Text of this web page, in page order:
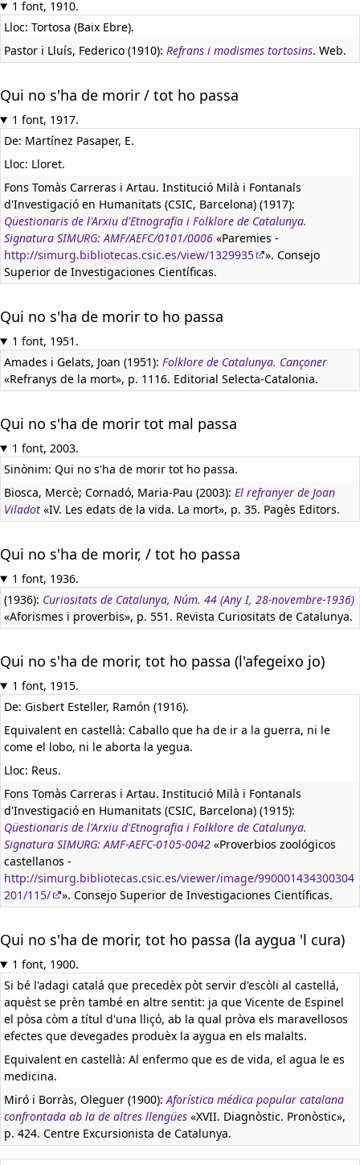
1 font, 1910.
Lloc: Tortosa (Baix Ebre).
Pastor i Lluís, Federico (1910): Refrans i modismes tortosins. Web.
Qui no s'ha de morir / tot ho passa
1 font, 1917.
De: Martínez Pasaper, E.
Lloc: Lloret.
Fons Tomàs Carreras i Artau. Institució Milà i Fontanals
d'Investigació en Humanitats (CSIC, Barcelona) (1917):
Qüestionaris de l'Arxiu d'Etnografia i Folklore de Catalunya.
Signatura SIMURG: AMF/AEFC/0101/0006 «Paremies -
http://simurg.bibliotecas.csic.es/view/1329935
». Consejo
Superior de Investigaciones Científicas.
Qui no s'ha de morir to ho passa
1 font, 1951.
Amades i Gelats, Joan (1951): Folklore de Catalunya. Cançoner
«Refranys de la mort», p. 1116. Editorial Selecta-Catalonia.
Qui no s'ha de morir tot mal passa
1 font, 2003.
Sinònim: Qui no s'ha de morir tot ho passa.
Biosca, Mercè; Cornadó, Maria-Pau (2003): El refranyer de Joan
Viladot «IV. Les edats de la vida. La mort», p. 35. Pagès Editors.
Qui no s'ha de morir, / tot ho passa
1 font, 1936.
(1936): Curiositats de Catalunya, Núm. 44 (Any I, 28-novembre-1936)
«Aforismes i proverbis», p. 551. Revista Curiositats de Catalunya.
Qui no s'ha de morir, tot ho passa (l'afegeixo jo)
1 font, 1915.
De: Gisbert Esteller, Ramón (1916).
Equivalent en castellà: Caballo que ha de ir a la guerra, ni le
come el lobo, ni le aborta la yegua.
Lloc: Reus.
Fons Tomàs Carreras i Artau. Institució Milà i Fontanals
d'Investigació en Humanitats (CSIC, Barcelona) (1915):
Qüestionaris de l'Arxiu d'Etnografia i Folklore de Catalunya.
Signatura SIMURG: AMF-AEFC-0105-0042 «Proverbios zoológicos
castellanos -
http://simurg.bibliotecas.csic.es/viewer/image/990001434300304
201/115/
». Consejo Superior de Investigaciones Científicas.
Qui no s'ha de morir, tot ho passa (la aygua 'l cura)
1 font, 1900.
Si bé l'adagi catalá que precedèx pòt servir d'escòli al castellá,
aquèst se prèn també en altre sentit: ja que Vicente de Espinel
el pòsa còm a títul d'una lliçó, ab la qual pròva els maravellosos
efectes que devegades produèx la aygua en els malalts.
Equivalent en castellà: Al enfermo que es de vida, el agua le es
medicina.
Miró i Borràs, Oleguer (1900):Aforística médica popular catalana
confrontada ab la de altres llengües «XVII. Diagnòstic. Pronòstic»,
p. 424. Centre Excursionista de Catalunya.